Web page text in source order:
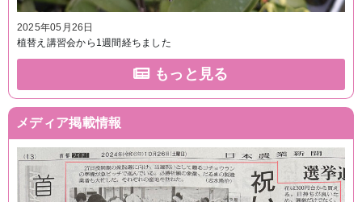
2025年05月26日
植替え講習会から1週間経ちました
もっと見る
メディア掲載情報